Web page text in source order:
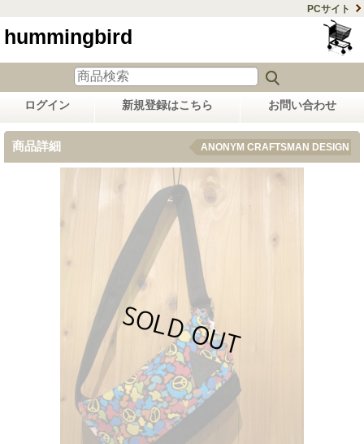
PCサイト
hummingbird
ログイン 新規登録はこちら お問い合わせ
商品詳細 ANONYM CRAFTSMAN DESIGN